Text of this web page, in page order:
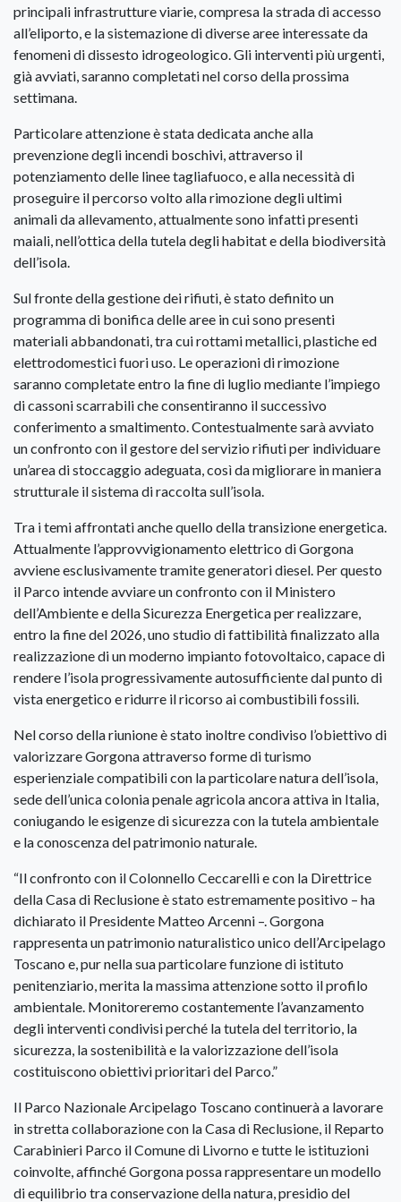
principali infrastrutture viarie, compresa la strada di accesso
all’eliporto, e la sistemazione di diverse aree interessate da
fenomeni di dissesto idrogeologico. Gli interventi più urgenti,
già avviati, saranno completati nel corso della prossima
settimana.
Particolare attenzione è stata dedicata anche alla
prevenzione degli incendi boschivi, attraverso il
potenziamento delle linee tagliafuoco, e alla necessità di
proseguire il percorso volto alla rimozione degli ultimi
animali da allevamento, attualmente sono infatti presenti
maiali, nell’ottica della tutela degli habitat e della biodiversità
dell’isola.
Sul fronte della gestione dei rifiuti, è stato definito un
programma di bonifica delle aree in cui sono presenti
materiali abbandonati, tra cui rottami metallici, plastiche ed
elettrodomestici fuori uso. Le operazioni di rimozione
saranno completate entro la fine di luglio mediante l’impiego
di cassoni scarrabili che consentiranno il successivo
conferimento a smaltimento. Contestualmente sarà avviato
un confronto con il gestore del servizio rifiuti per individuare
un’area di stoccaggio adeguata, così da migliorare in maniera
strutturale il sistema di raccolta sull’isola.
Tra i temi affrontati anche quello della transizione energetica.
Attualmente l’approvvigionamento elettrico di Gorgona
avviene esclusivamente tramite generatori diesel. Per questo
il Parco intende avviare un confronto con il Ministero
dell’Ambiente e della Sicurezza Energetica per realizzare,
entro la fine del 2026, uno studio di fattibilità finalizzato alla
realizzazione di un moderno impianto fotovoltaico, capace di
rendere l’isola progressivamente autosufficiente dal punto di
vista energetico e ridurre il ricorso ai combustibili fossili.
Nel corso della riunione è stato inoltre condiviso l’obiettivo di
valorizzare Gorgona attraverso forme di turismo
esperienziale compatibili con la particolare natura dell’isola,
sede dell’unica colonia penale agricola ancora attiva in Italia,
coniugando le esigenze di sicurezza con la tutela ambientale
e la conoscenza del patrimonio naturale.
“Il confronto con il Colonnello Ceccarelli e con la Direttrice
della Casa di Reclusione è stato estremamente positivo – ha
dichiarato il Presidente Matteo Arcenni –. Gorgona
rappresenta un patrimonio naturalistico unico dell’Arcipelago
Toscano e, pur nella sua particolare funzione di istituto
penitenziario, merita la massima attenzione sotto il profilo
ambientale. Monitoreremo costantemente l’avanzamento
degli interventi condivisi perché la tutela del territorio, la
sicurezza, la sostenibilità e la valorizzazione dell’isola
costituiscono obiettivi prioritari del Parco.”
Il Parco Nazionale Arcipelago Toscano continuerà a lavorare
in stretta collaborazione con la Casa di Reclusione, il Reparto
Carabinieri Parco il Comune di Livorno e tutte le istituzioni
coinvolte, affinché Gorgona possa rappresentare un modello
di equilibrio tra conservazione della natura, presidio del